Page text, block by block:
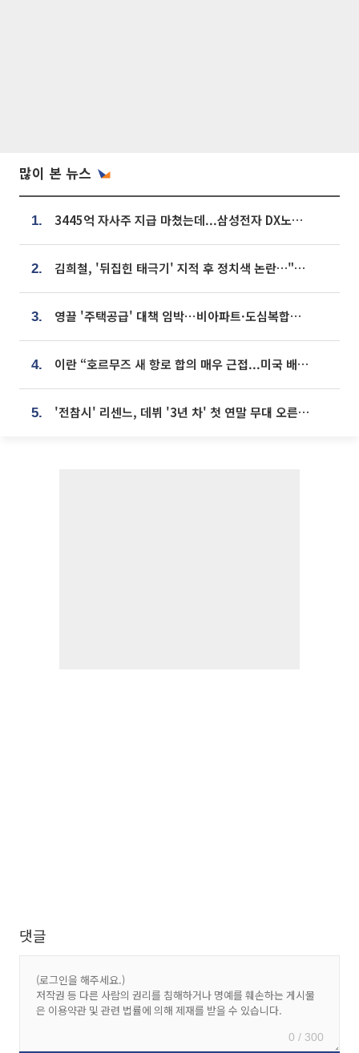
많이 본 뉴스
1. 3445억 자사주 지급 마쳤는데...삼성전자 DX노조, 뒤늦은 '떼쓰기 집회'
2. 김희철, '뒤집힌 태극기' 지적 후 정치색 논란…"좌우 떠나 우리나라 국기"
3. 영끌 '주택공급' 대책 임박⋯비아파트·도심복합까지 총동원
4. 이란 “호르무즈 새 항로 합의 매우 근접...미국 배상 먼저”
5. '전참시' 리센느, 데뷔 '3년 차' 첫 연말 무대 오른다⋯"그동안 섭외 안 와"
댓글
0 / 300